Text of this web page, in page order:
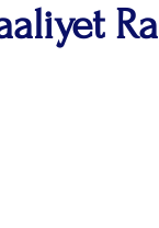
Facebook X (Twitter)